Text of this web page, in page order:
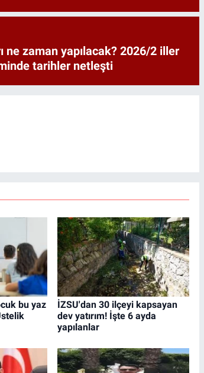
ne zaman yapılacak? 2026/2 iller
tarihler netleşti
bu yaz
İZSU'dan 30 ilçeyi kapsayan
dev yatırım! İşte 6 ayda
yapılanlar